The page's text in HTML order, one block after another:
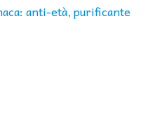
anti-età, purificante